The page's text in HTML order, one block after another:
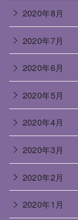
2020年8月
2020年7月
2020年6月
2020年5月
2020年4月
2020年3月
2020年2月
2020年1月